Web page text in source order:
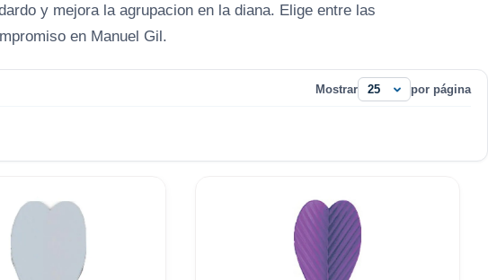
y mejora la agrupacion en la diana. Elige entre las
en Manuel Gil.
Mostrar por página